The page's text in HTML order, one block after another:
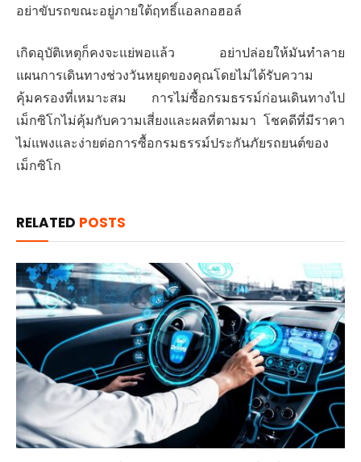
อย่าขับรถขณะอยู่ภายใต้ฤทธิ์แอลกอฮอล์
เกิดอุบัติเหตุก็คงจะแย่พอแล้ว อย่าปล่อยให้มันทำลาย
แผนการเดินทางช่วงวันหยุดของคุณโดยไม่ได้รับความ
คุ้มครองที่เหมาะสม การไม่ซื้อกรมธรรม์ก่อนเดินทางไป
เม็กซิโกไม่คุ้มกับความเสี่ยงและผลที่ตามมา โชคดีที่มีราคา
ไม่แพงและง่ายต่อการซื้อกรมธรรม์ประกันภัยรถยนต์ของ
เม็กซิโก
RELATED POSTS